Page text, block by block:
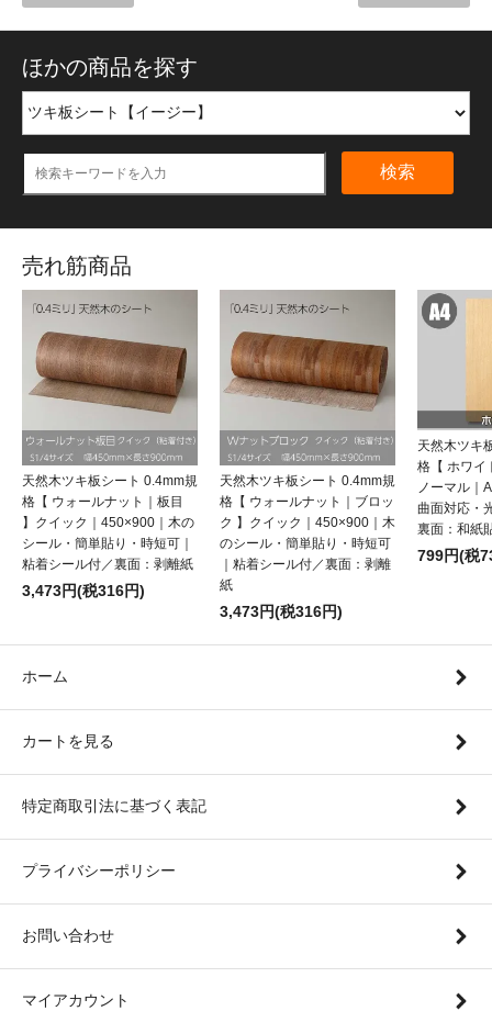
ほかの商品を探す
検索
売れ筋商品
天然木ツキ板シート 0.4mm規
格【 ウォールナット｜板目
】クイック｜450×900｜木の
シール・簡単貼り・時短可｜
粘着シール付／裏面：剥離紙
3,473円(税316円)
天然木ツキ板シート 0.4mm規
格【 ウォールナット｜ブロッ
ク 】クイック｜450×900｜木
のシール・簡単貼り・時短可
｜粘着シール付／裏面：剥離
紙
3,473円(税316円)
天然木ツキ
格【 ホワイ
ノーマル｜
曲面対応・
裏面：和紙
799円(税
ホーム
カートを見る
特定商取引法に基づく表記
プライバシーポリシー
お問い合わせ
マイアカウント